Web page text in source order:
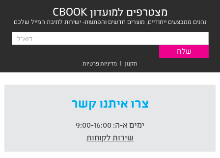
מצטרפים למועדון CBOOK
נהנים ממבצעים ייחודיים, מוצרים חדשים והפתעות- ישירות לתיבת המייל שלכם
תקנון | מדיניות פרטיות
צרו איתנו קשר
ימים א-ה:
שירות לקוחות